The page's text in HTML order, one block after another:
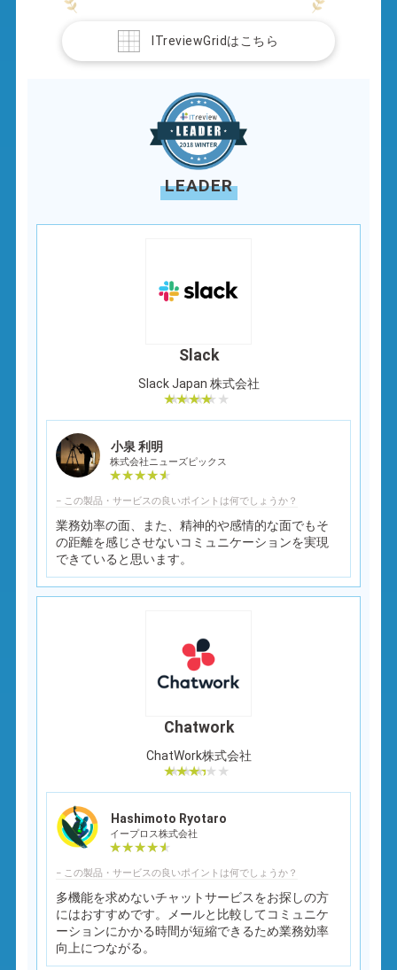
ITreviewGridはこちら
LEADER
Slack
Slack Japan 株式会社
小泉 利明
株式会社ニューズピックス
− この製品・サービスの良いポイントは何でしょうか？
業務効率の面、また、精神的や感情的な面でもそ
の距離を感じさせないコミュニケーションを実現
できていると思います。
Chatwork
ChatWork株式会社
Hashimoto Ryotaro
イープロス株式会社
− この製品・サービスの良いポイントは何でしょうか？
多機能を求めないチャットサービスをお探しの方
にはおすすめです。メールと比較してコミュニケ
ーションにかかる時間が短縮できるため業務効率
向上につながる。